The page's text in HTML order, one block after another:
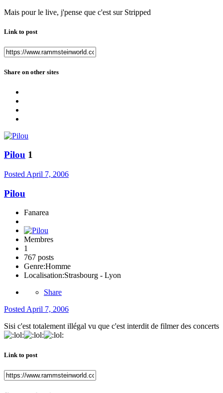
Mais pour le live, j'pense que c'est sur Stripped
Link to post
Share on other sites
Pilou 1
Posted April 7, 2006
Pilou
Fanarea
Membres
1
767 posts
Genre:Homme
Localisation:Strasbourg - Lyon
Share
PostedApril 7, 2006
Sisi c'est totalement illégal vu que c'est interdit de filmer des concerts
Link to post